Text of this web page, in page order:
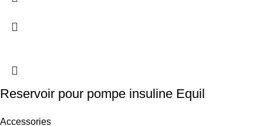
Reservoir pour pompe insuline Equil
Accessories